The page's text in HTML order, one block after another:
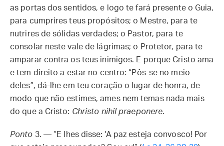
as portas dos sentidos, e logo te fará presente o Guia,
para cumprires teus propósitos; o Mestre, para te
nutrires de sólidas verdades; o Pastor, para te
consolar neste vale de lágrimas; o Protetor, para te
amparar contra os teus inimigos. E porque Cristo ama
e tem direito a estar no centro: “Pôs-se no meio
deles”, dá-lhe em teu coração o lugar de honra, de
modo que não estimes, ames nem temas nada mais
do que a Cristo: Christo nihil praeponere.
Ponto 3. — “E lhes disse: 'A paz esteja convosco! Por